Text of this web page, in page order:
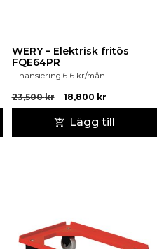
WERY – Elektrisk fritös
FQE64PR
Finansiering 616 kr/mån
23,500kr 18,800 kr
Lägg till